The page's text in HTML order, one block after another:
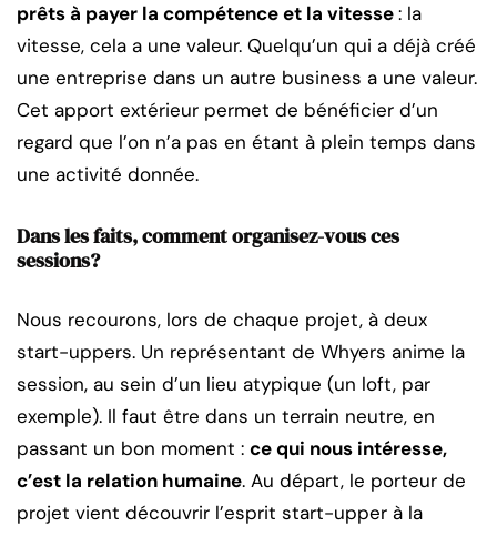
prêts à payer la compétence et la vitesse: la
vitesse, cela a une valeur. Quelqu’un qui a déjà créé
une entreprise dans un autre business a une valeur.
Cet apport extérieur permet de bénéficier d’un
regard que l’on n’a pas en étant à plein temps dans
une activité donnée.
Dans les faits, comment organisez-vous ces
sessions?
Nous recourons, lors de chaque projet, à deux
start-uppers. Un représentant de Whyers anime la
session, au sein d’un lieu atypique (un loft, par
exemple). Il faut être dans un terrain neutre, en
passant un bon moment : ce qui nous intéresse,
c’est la relation humaine. Au départ, le porteur de
projet vient découvrir l’esprit start-upper à la